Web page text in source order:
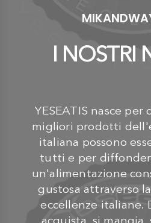
I NOSTRI
YESEATIS nasce per
migliori prodotti
italiana possono
tutti e per
un'alimentazione
gustosa attraverso
eccellenze italiane.